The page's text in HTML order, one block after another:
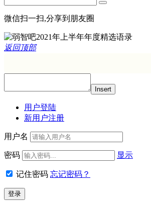
微信扫一扫,分享到朋友圈
返回顶部
Insert
用户登陆
新用户注册
用户名
密码 显示
记住密码 忘记密码？